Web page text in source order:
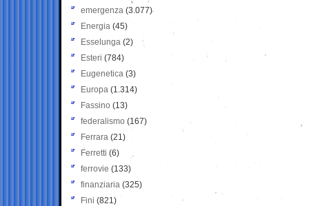
emergenza (3.077)
Energia (45)
Esselunga (2)
Esteri (784)
Eugenetica (3)
Europa (1.314)
Fassino (13)
federalismo (167)
Ferrara (21)
Ferretti (6)
ferrovie (133)
finanziaria (325)
Fini (821)